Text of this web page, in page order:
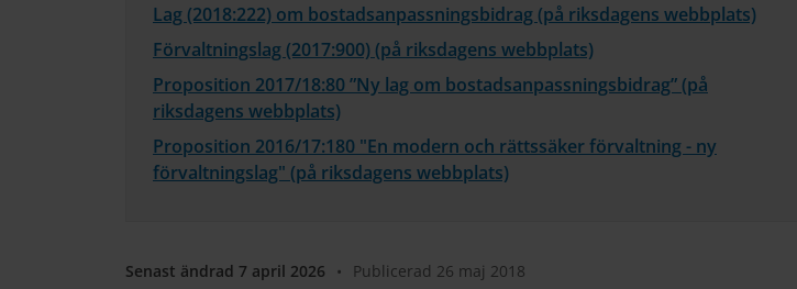
Lag (2018:222) om bostadsanpassningsbidrag (på riksdagens webbplats)
Förvaltningslag (2017:900) (på riksdagens webbplats)
Proposition 2017/18:80 ”Ny lag om bostadsanpassningsbidrag” (på
riksdagens webbplats)
Proposition 2016/17:180 "En modern och rättssäker förvaltning - ny
förvaltningslag" (på riksdagens webbplats)
Senast ändrad 7 april 2026 • Publicerad 26 maj 2018